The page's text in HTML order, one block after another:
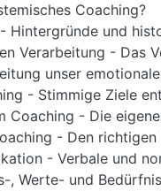
Coaching?
Hintergründe und
Verarbeitung - Das
unser
- Stimmige Ziele
Coaching - Die
- Den
- Verbale und
, Werte- und